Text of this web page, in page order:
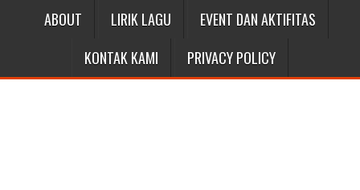
ABOUT LIRIK LAGU
EVENT DAN AKTIFITAS
KONTAK KAMI
PRIVACY POLICY